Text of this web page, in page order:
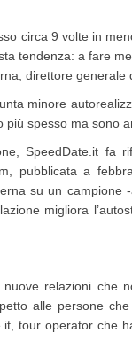
circa 9 volte in
tendenza: a fare
direttore generale
minore
spesso ma sono
SpeedDate.it fa
pubblicata a
su un campione
migliora
relazioni che
alle persone
tour operator che